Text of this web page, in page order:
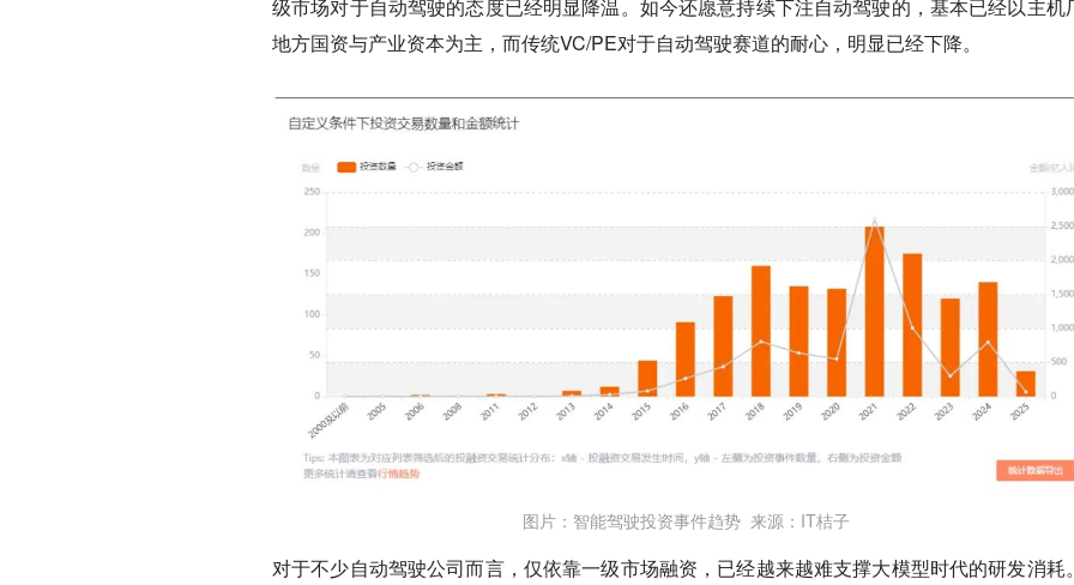
级市场对于自动驾驶的态度已经明显降温。如今还愿意持续下注自动驾驶的，基本已经以主机
地方国资与产业资本为主，而传统VC/PE对于自动驾驶赛道的耐心，明显已经下降。
图片：智能驾驶投资事件趋势 来源：IT桔子
对于不少自动驾驶公司而言，仅依靠一级市场融资，已经越来越难支撑大模型时代的研发消耗